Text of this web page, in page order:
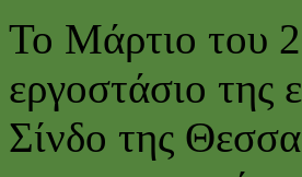
Το Μάρτιο του
εργοστάσιο της
Σίνδο της